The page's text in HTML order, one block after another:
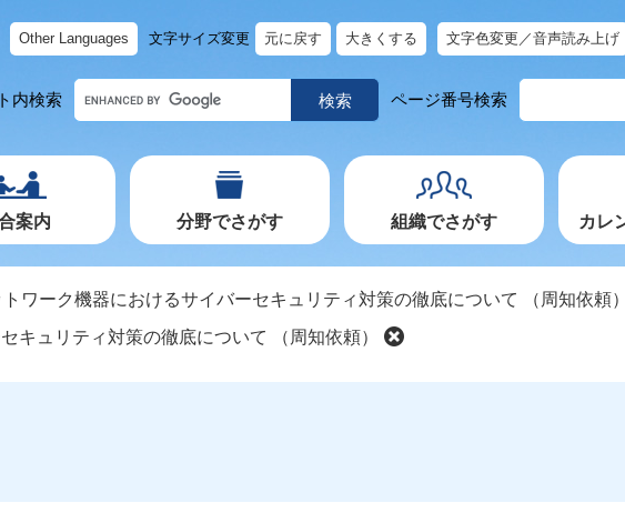
Other Languages 文字サイズ変更 元に戻す 大きくする 文字色変更／音声読み上げ
内検索
キ
ー
ワ
ド
ページ番号検索
ペ
ジ
号
案内 分野でさがす 組織でさがす カレ
ワーク機器におけるサイバーセキュリティ対策の徹底について （周知依頼）
キュリティ対策の徹底について （周知依頼）